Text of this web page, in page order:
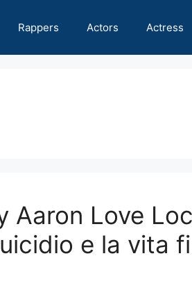
Rappers Actors Actress
Aaron Love
e la vita